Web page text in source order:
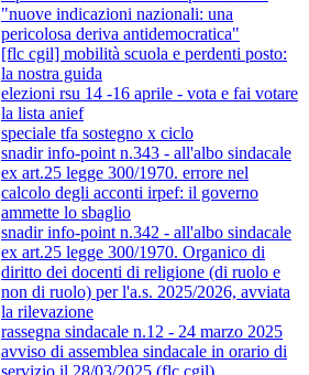
"nuove indicazioni nazionali: una
pericolosa deriva antidemocratica"
[flc cgil] mobilità scuola e perdenti posto:
la nostra guida
elezioni rsu 14 -16 aprile - vota e fai votare
la lista anief
speciale tfa sostegno x ciclo
snadir info-point n.343 - all'albo sindacale
ex art.25 legge 300/1970. errore nel
calcolo degli acconti irpef: il governo
ammette lo sbaglio
snadir info-point n.342 - all'albo sindacale
ex art.25 legge 300/1970. Organico di
diritto dei docenti di religione (di ruolo e
non di ruolo) per l'a.s. 2025/2026, avviata
la rilevazione
rassegna sindacale n.12 - 24 marzo 2025
avviso di assemblea sindacale in orario di